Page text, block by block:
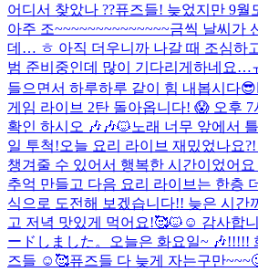
어디서 찾았나 ??퓨즈들! 늦었지만 9월
아주 조~~~~~~~~~~~~~~금씩 날씨가
데… ㅎ 아직 더우니까 나갈 때 조심하
범 준비중인데 많이 기다리게하네요…
들으면서 하루하루 같이 힘 내봅시다
게임 라이브 2탄 돌아옵니다! 😱 오후 7
확인 하시오 🎶🎶🐱노래 너무 앞에서
일 투척!오늘 요리 라이브 재밌었나요
챙겨줄 수 있어서 행복한 시간이었어
추억 만들고 다음 요리 라이브는 한층
식으로 도전해 보겠습니다!! 늦은 시간
고 저녁 맛있게 먹어요!🥰🐱☺️ 감사합
ードしました。
오늘은 화요일~ 🎶!!!!!
즈들 ☺️🥰퓨즈들 다 늦게 자는구만